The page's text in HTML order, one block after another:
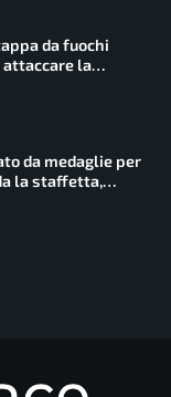
da fuochi
attaccare la
da medaglie per
la staffetta,
grandi altezze